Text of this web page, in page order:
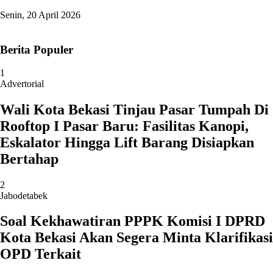
Senin, 20 April 2026
Berita Populer
1
Advertorial
Wali Kota Bekasi Tinjau Pasar Tumpah Di
Rooftop I Pasar Baru: Fasilitas Kanopi,
Eskalator Hingga Lift Barang Disiapkan
Bertahap
2
Jabodetabek
Soal Kekhawatiran PPPK Komisi I DPRD
Kota Bekasi Akan Segera Minta Klarifikasi
OPD Terkait